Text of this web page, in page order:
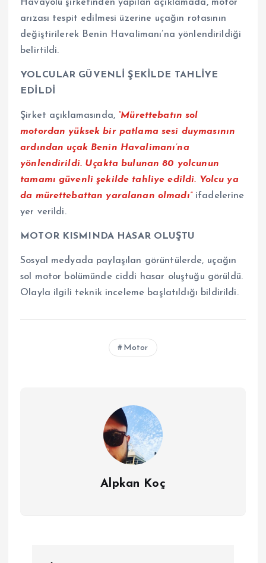
Havayolu şirketinden yapılan açıklamada, motor
arızası tespit edilmesi üzerine uçağın rotasının
değiştirilerek Benin Havalimanı’na yönlendirildiği
belirtildi.
YOLCULAR GÜVENLİ ŞEKİLDE TAHLİYE
EDİLDİ
Şirket açıklamasında, “Mürettebatın sol
motordan yüksek bir patlama sesi duymasının
ardından uçak Benin Havalimanı’na
yönlendirildi. Uçakta bulunan 80 yolcunun
tamamı güvenli şekilde tahliye edildi. Yolcu ya
da mürettebattan yaralanan olmadı”ifadelerine
yer verildi.
MOTOR KISMINDA HASAR OLUŞTU
Sosyal medyada paylaşılan görüntülerde, uçağın
sol motor bölümünde ciddi hasar oluştuğu görüldü.
Olayla ilgili teknik inceleme başlatıldığı bildirildi.
Motor
Alpkan Koç